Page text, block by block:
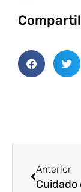
Anterior